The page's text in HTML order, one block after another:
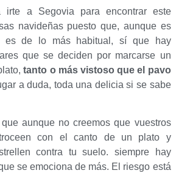
irte a Segovia para encontrar este
navideñas puesto que, aunque es
es de lo más habitual, sí que hay
que se deciden por marcarse un
tanto o más vistoso que el pavo
a duda, toda una delicia si se sabe
aunque no creemos que vuestros
con el canto de un plato y
contra tu suelo. siempre hay
se emociona de más. El riesgo está